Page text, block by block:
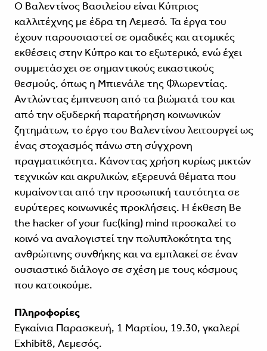
Ο Βαλεντίνος Βασιλείου είναι Κύπριος
καλλιτέχνης με έδρα τη Λεμεσό. Τα έργα του
έχουν παρουσιαστεί σε ομαδικές και ατομικές
εκθέσεις στην Κύπρο και το εξωτερικό, ενώ έχει
συμμετάσχει σε σημαντικούς εικαστικούς
θεσμούς, όπως η Μπιενάλε της Φλωρεντίας.
Αντλώντας έμπνευση από τα βιώματά του και
από την οξυδερκή παρατήρηση κοινωνικών
ζητημάτων, το έργο του Βαλεντίνου λειτουργεί ως
ένας στοχασμός πάνω στη σύγχρονη
πραγματικότητα. Kάνοντας χρήση κυρίως μικτών
τεχνικών και ακρυλικών, εξερευνά θέματα που
κυμαίνονται από την προσωπική ταυτότητα σε
ευρύτερες κοινωνικές προκλήσεις. Η έκθεση Be
the hacker of your fuc(king) mind προσκαλεί το
κοινό να αναλογιστεί την πολυπλοκότητα της
ανθρώπινης συνθήκης και να εμπλακεί σε έναν
ουσιαστικό διάλογο σε σχέση με τους κόσμους
που κατοικούμε.
Πληροφορίες
Εγκαίνια Παρασκευή, 1 Μαρτίου, 19.30, γκαλερί
Exhibit8, Λεμεσός.